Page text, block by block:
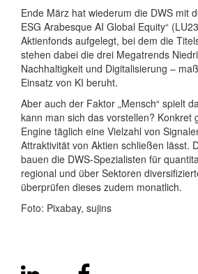
Ende März hat wiederum die DWS mit
ESG Arabesque AI Global Equity“
Aktienfonds aufgelegt, bei dem die
stehen dabei die drei Megatrends
Nachhaltigkeit und Digitalisierung –
Einsatz von KI beruht.
Aber auch der Faktor „Mensch“ spielt
kann man sich das vorstellen? Konkret
Engine täglich eine Vielzahl von
Attraktivität von Aktien schließen lässt.
bauen die DWS-Spezialisten für
regional und über Sektoren
überprüfen dieses zudem monatlich.
Foto: Pixabay, sujins